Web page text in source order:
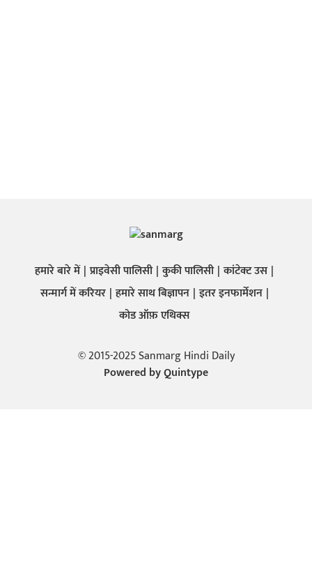
हमारे बारे में प्राइवेसी पालिसी कुकी पालिसी कांटेक्ट उस
सन्मार्ग में करियर हमारे साथ बिज्ञापन इतर इनफार्मेशन
कोड ऑफ़ एथिक्स
© 2015-2025 Sanmarg Hindi Daily
Powered byQuintype